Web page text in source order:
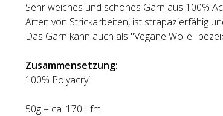
Sehr weiches und schönes Garn aus 100%
Arten von Strickarbeiten, ist strapazierfähig
Das Garn kann auch als "Vegane Wolle"
Zusammensetzung:
100% Polyacryil
50g = ca. 170 Lfm